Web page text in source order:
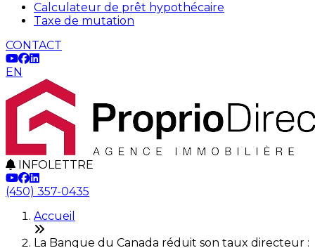
Calculateur de prêt hypothécaire
Taxe de mutation
CONTACT
EN
INFOLETTRE
(450) 357-0435
Accueil
La Banque du Canada réduit son taux directeur :